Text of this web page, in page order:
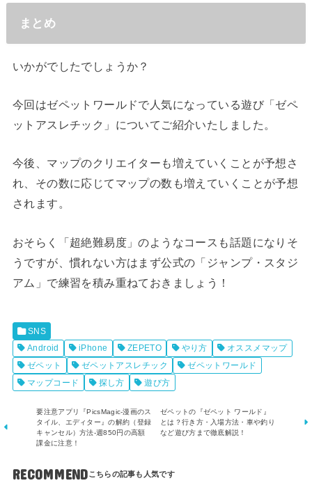
まとめ
いかがでしたでしょうか？
今回はゼペットワールドで人気になっている遊び「ゼペ
ットアスレチック」についてご紹介いたしました。
今後、マップのクリエイターも増えていくことが予想さ
れ、その数に応じてマップの数も増えていくことが予想
されます。
おそらく「超絶難易度」のようなコースも話題になりそ
うですが、慣れない方はまず公式の「ジャンプ・スタジ
アム」で練習を積み重ねておきましょう！
SNS
Android
iPhone ZEPETO やり方
オススメマップ
ゼペット
ゼペットアスレチック
ゼペットワールド
マップコード
探し方 遊び方
要注意アプリ『PicsMagic-漫画のス
タイル、エディター』の解約（登録
キャンセル）方法-週850円の高額
課金に注意！
ゼペットの『ゼペット ワールド』
とは？行き方・入場方法・車や釣り
など遊び方まで徹底解説！
RECOMMEND